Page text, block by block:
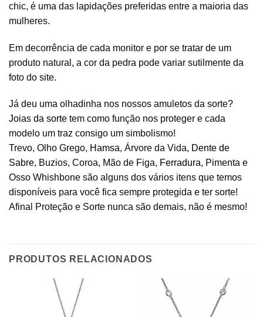
chic, é uma das lapidações preferidas entre a maioria das
mulheres.
Em decorrência de cada monitor e por se tratar de um
produto natural, a cor da pedra pode variar sutilmente da
foto do site.
Já deu uma olhadinha nos nossos amuletos da sorte?
Joias da sorte tem como função nos proteger e cada
modelo um traz consigo um simbolismo!
Trevo, Olho Grego, Hamsa, Árvore da Vida, Dente de
Sabre, Buzios, Coroa, Mão de Figa, Ferradura, Pimenta e
Osso Whishbone são alguns dos vários itens que temos
disponíveis para você fica sempre protegida e ter sorte!
Afinal Proteção e Sorte nunca são demais, não é mesmo!
PRODUTOS RELACIONADOS